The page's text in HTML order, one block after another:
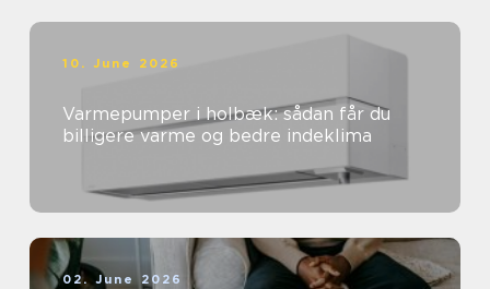
10. June 2026
Varmepumper i holbæk: sådan får du
billigere varme og bedre indeklima
02. June 2026